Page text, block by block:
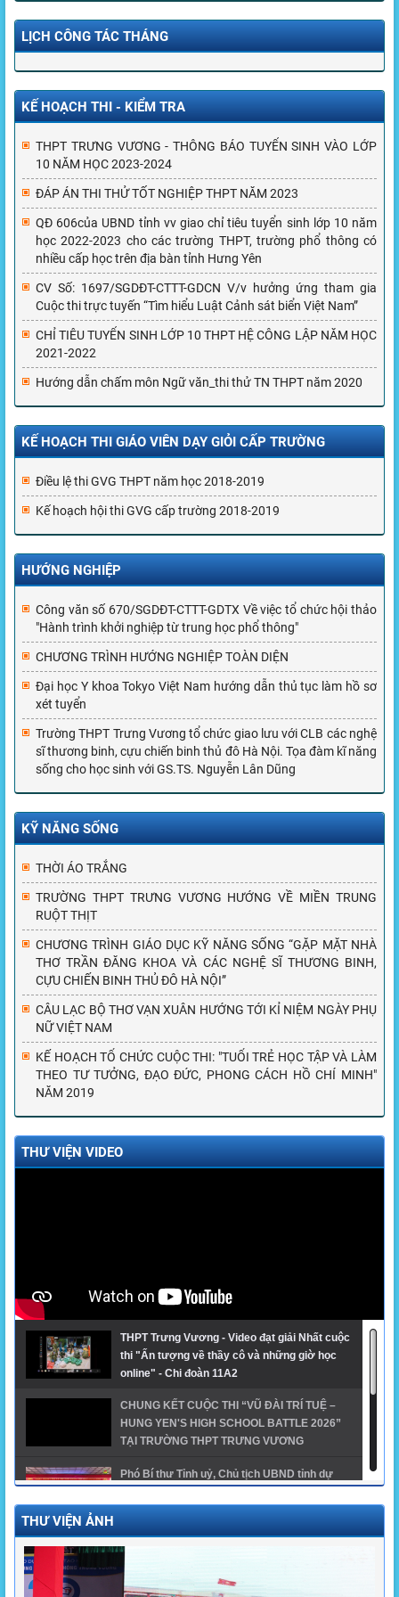
LỊCH CÔNG TÁC THÁNG
KẾ HOẠCH THI - KIỂM TRA
THPT TRƯNG VƯƠNG - THÔNG BÁO TUYỂN SINH VÀO LỚP
10 NĂM HỌC 2023-2024
ĐÁP ÁN THI THỬ TỐT NGHIỆP THPT NĂM 2023
QĐ 606của UBND tỉnh vv giao chỉ tiêu tuyển sinh lớp 10 năm
học 2022-2023 cho các trường THPT, trường phổ thông có
nhiều cấp học trên địa bàn tỉnh Hưng Yên
CV Số: 1697/SGDĐT-CTTT-GDCN V/v hưởng ứng tham gia
Cuộc thi trực tuyến “Tìm hiểu Luật Cảnh sát biển Việt Nam”
CHỈ TIÊU TUYỂN SINH LỚP 10 THPT HỆ CÔNG LẬP NĂM HỌC
2021-2022
Hướng dẫn chấm môn Ngữ văn_thi thử TN THPT năm 2020
KẾ HOẠCH THI GIÁO VIÊN DẠY GIỎI CẤP TRƯỜNG
Điều lệ thi GVG THPT năm học 2018-2019
Kế hoạch hội thi GVG cấp trường 2018-2019
HƯỚNG NGHIỆP
Công văn số 670/SGDĐT-CTTT-GDTX Về việc tổ chức hội thảo
"Hành trình khởi nghiệp từ trung học phổ thông"
CHƯƠNG TRÌNH HƯỚNG NGHIỆP TOÀN DIỆN
Đại học Y khoa Tokyo Việt Nam hướng dẫn thủ tục làm hồ sơ
xét tuyển
Trường THPT Trưng Vương tổ chức giao lưu với CLB các nghệ
sĩ thương binh, cựu chiến binh thủ đô Hà Nội. Tọa đàm kĩ năng
sống cho học sinh với GS.TS. Nguyễn Lân Dũng
KỸ NĂNG SỐNG
THỜI ÁO TRẮNG
TRƯỜNG THPT TRƯNG VƯƠNG HƯỚNG VỀ MIỀN TRUNG
RUỘT THỊT
CHƯƠNG TRÌNH GIÁO DỤC KỸ NĂNG SỐNG “GẶP MẶT NHÀ
THƠ TRẦN ĐĂNG KHOA VÀ CÁC NGHỆ SĨ THƯƠNG BINH,
CỰU CHIẾN BINH THỦ ĐÔ HÀ NỘI”
CÂU LẠC BỘ THƠ VẠN XUÂN HƯỚNG TỚI KỈ NIỆM NGÀY PHỤ
NỮ VIỆT NAM
KẾ HOẠCH TỔ CHỨC CUỘC THI: "TUỔI TRẺ HỌC TẬP VÀ LÀM
THEO TƯ TƯỞNG, ĐẠO ĐỨC, PHONG CÁCH HỒ CHÍ MINH"
NĂM 2019
THƯ VIỆN VIDEO
THPT Trưng Vương - Video đạt giải Nhất cuộc
thi "Ấn tượng về thầy cô và những giờ học
online" - Chi đoàn 11A2
CHUNG KẾT CUỘC THI “VŨ ĐÀI TRÍ TUỆ –
HUNG YEN'S HIGH SCHOOL BATTLE 2026”
TẠI TRƯỜNG THPT TRƯNG VƯƠNG
Phó Bí thư Tỉnh uỷ, Chủ tịch UBND tỉnh dự
2024 - THPT Trưng Vương
THƯ VIỆN ẢNH